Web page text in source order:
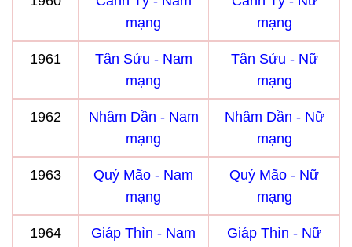
mạng
mạng
1961
Tân Sửu - Nam
mạng
Tân Sửu - Nữ
mạng
1962
Nhâm Dần - Nam
mạng
Nhâm Dần - Nữ
mạng
1963
Quý Mão - Nam
mạng
Quý Mão - Nữ
mạng
1964
Giáp Thìn - Nam
Giáp Thìn - Nữ